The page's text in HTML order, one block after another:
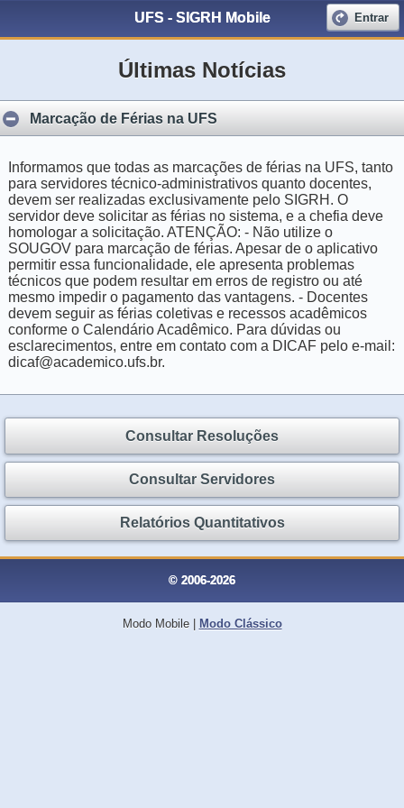
UFS - SIGRH Mobile Entrar
Últimas Notícias
Marcação de Férias na UFS
Informamos que todas as marcações de férias na UFS, tanto
para servidores técnico-administrativos quanto docentes,
devem ser realizadas exclusivamente pelo SIGRH. O
servidor deve solicitar as férias no sistema, e a chefia deve
homologar a solicitação. ATENÇÃO: - Não utilize o
SOUGOV para marcação de férias. Apesar de o aplicativo
permitir essa funcionalidade, ele apresenta problemas
técnicos que podem resultar em erros de registro ou até
mesmo impedir o pagamento das vantagens. - Docentes
devem seguir as férias coletivas e recessos acadêmicos
conforme o Calendário Acadêmico. Para dúvidas ou
esclarecimentos, entre em contato com a DICAF pelo e-mail:
dicaf@academico.ufs.br.
Consultar Resoluções
Consultar Servidores
Relatórios Quantitativos
© 2006-2026
Modo Mobile| Modo Clássico